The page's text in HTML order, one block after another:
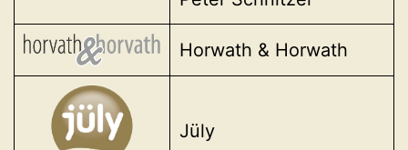
Horwath & Horwath
Jüly